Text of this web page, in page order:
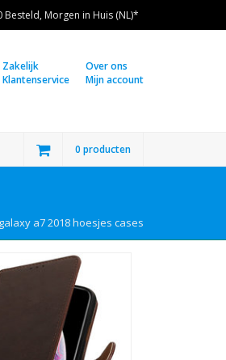
Besteld, Morgen in Huis (NL)*
Over ons
Mijn account
Zakelijk
Klantenservice
0 producten
galaxy a7 2018 hoesjes cases